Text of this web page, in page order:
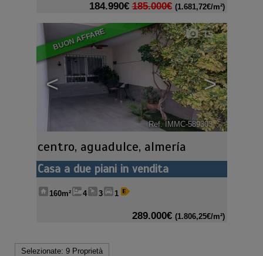
184.990€ 185.000€ (1.681,72€/m²)
BUON AFFARE
< >
15
Ref. IMMC-589303 🔗
centro, aguadulce, almería
Casa a due piani in vendita
160m² 4 3 1
289.000€ (1.806,25€/m²)
Selezionate: 9 Proprietà